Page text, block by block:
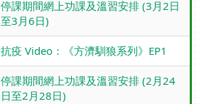
停課期間網上功課及溫習安排 (3月2日
至3月6日)
抗疫 Video：《方濟馴狼系列》EP1
停課期間網上功課及溫習安排 (2月24
日至2月28日)